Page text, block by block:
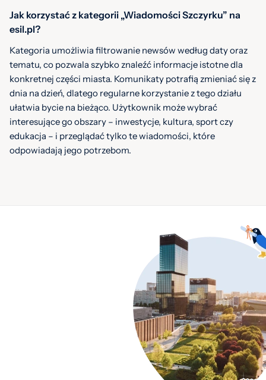
Jak korzystać z kategorii „Wiadomości Szczyrku” na
esil.pl?
Kategoria umożliwia filtrowanie newsów według daty oraz
tematu, co pozwala szybko znaleźć informacje istotne dla
konkretnej części miasta. Komunikaty potrafią zmieniać się z
dnia na dzień, dlatego regularne korzystanie z tego działu
ułatwia bycie na bieżąco. Użytkownik może wybrać
interesujące go obszary – inwestycje, kultura, sport czy
edukacja – i przeglądać tylko te wiadomości, które
odpowiadają jego potrzebom.